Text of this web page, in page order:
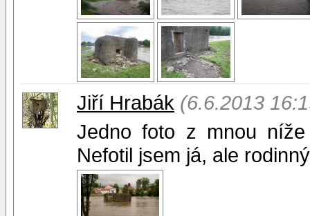
Jiří Hrabák (6.6.2013
Jedno foto z mnou níže
Nefotil jsem já, ale